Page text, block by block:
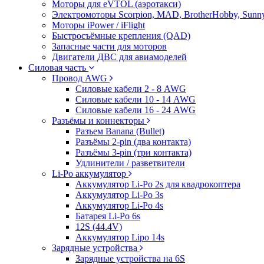
Моторы для eVTOL (аэротакси)
Электромоторы Scorpion, MAD, BrotherHobby,
Моторы iPower / iFlight
Быстросъёмные крепления (QAD)
Запасные части для моторов
Двигатели ДВС для авиамоделей
Силовая часть
Провод AWG
Силовые кабели 2 - 8 AWG
Силовые кабели 10 - 14 AWG
Силовые кабели 16 - 24 AWG
Разъёмы и коннекторы
Разъем Banana (Bullet)
Разъёмы 2-pin (два контакта)
Разъёмы 3-pin (три контакта)
Удлинители / разветвители
Li-Po аккумулятор
Аккумулятор Li-Po 2s для квадрокоптера
Аккумулятор Li-Po 3s
Аккумулятор Li-Po 4s
Батарея Li-Po 6s
12S (44.4V)
Аккумулятор Lipo 14s
Зарядные устройства
Зарядные устройства на 6S